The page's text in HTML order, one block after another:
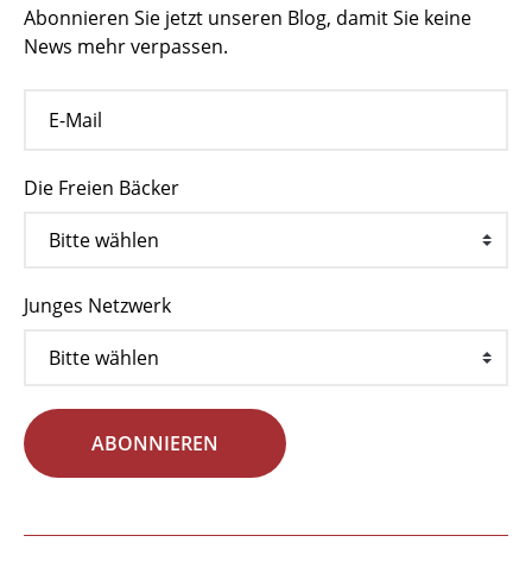
Abonnieren Sie jetzt unseren Blog, damit Sie keine
News mehr verpassen.
Die Freien Bäcker
Junges Netzwerk
ABONNIEREN